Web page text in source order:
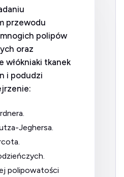
przewodu
polipów
oraz
włókniaki tkanek
i podudzi
Jeghersa.